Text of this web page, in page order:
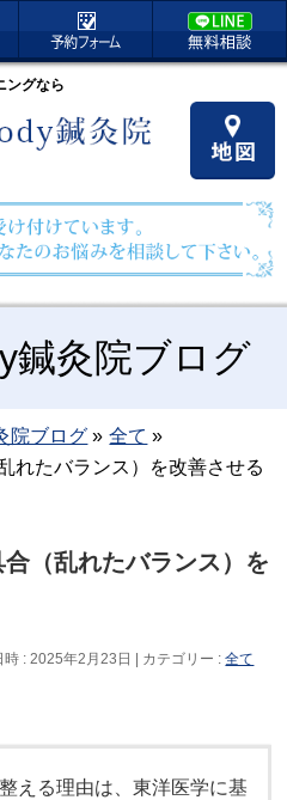
ングなら
鍼灸院ブログ
院ブログ » 全て »
れたバランス）を改善させる
（乱れたバランス）を
時 : 2025年2月23日 カテゴリー :全て
える理由は、東洋医学に基